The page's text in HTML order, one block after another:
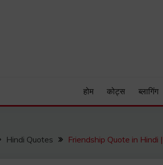
होम कोट्स ब्लागिंग
Hindi Quotes Friendship Quote in Hindi